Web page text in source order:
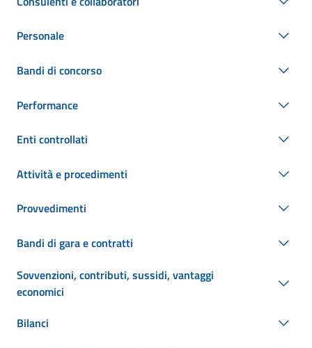
Personale
Bandi di concorso
Performance
Enti controllati
Attività e procedimenti
Provvedimenti
Bandi di gara e contratti
Sovvenzioni, contributi, sussidi, vantaggi
economici
Bilanci